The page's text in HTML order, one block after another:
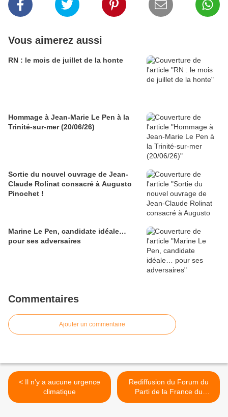
Vous aimerez aussi
RN : le mois de juillet de la honte
Hommage à Jean-Marie Le Pen à la
Trinité-sur-mer (20/06/26)
Sortie du nouvel ouvrage de Jean-
Claude Rolinat consacré à Augusto
Pinochet !
Marine Le Pen, candidate idéale…
pour ses adversaires
Commentaires
Ajouter un commentaire
< Il n'y a aucune urgence
climatique
Rediffusion du Forum du
Parti de la France du
07/09/23 >